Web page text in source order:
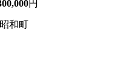
円
和町